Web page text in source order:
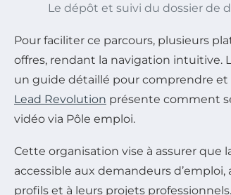
Le dépôt et suivi du dossier de
Pour faciliter ce parcours, plusieurs
offres, rendant la navigation intuitive.
un guide détaillé pour comprendre
Lead Revolution présente comment
vidéo via Pôle emploi.
Cette organisation vise à assurer que
accessible aux demandeurs
profils et à leurs projets professionnels.